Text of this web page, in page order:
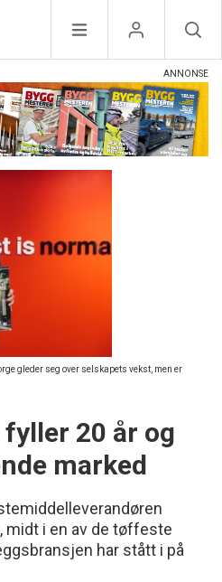
gleder seg over selskapets vekst, men er
20 år og
marked
midt i en av de tøffeste
har stått i på